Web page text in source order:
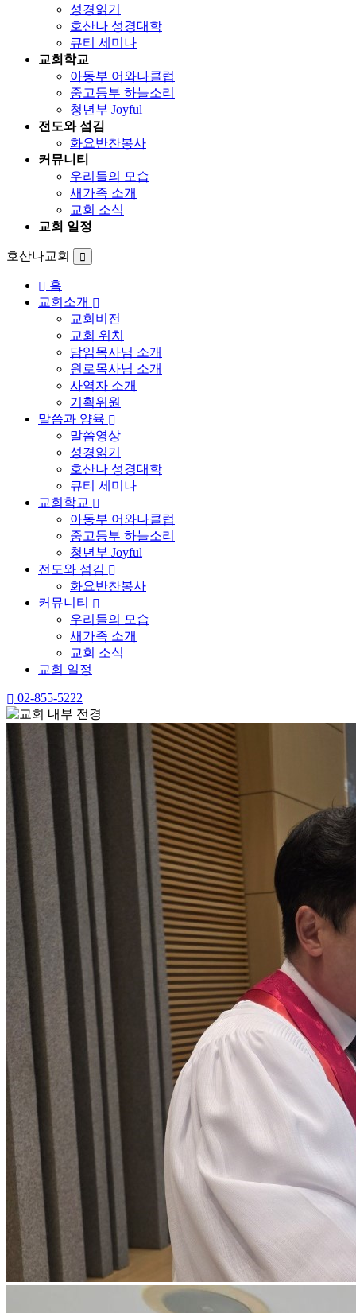
성경읽기
호산나 성경대학
큐티 세미나
교회학교
아동부 어와나클럽
중고등부 하늘소리
청년부 Joyful
전도와 섬김
화요반찬봉사
커뮤니티
우리들의 모습
새가족 소개
교회 소식
교회 일정
호산나교회
홈
교회소개
교회비전
교회 위치
담임목사님 소개
원로목사님 소개
사역자 소개
기획위원
말씀과 양육
말씀영상
성경읽기
호산나 성경대학
큐티 세미나
교회학교
아동부 어와나클럽
중고등부 하늘소리
청년부 Joyful
전도와 섬김
화요반찬봉사
커뮤니티
우리들의 모습
새가족 소개
교회 소식
교회 일정
02-855-5222